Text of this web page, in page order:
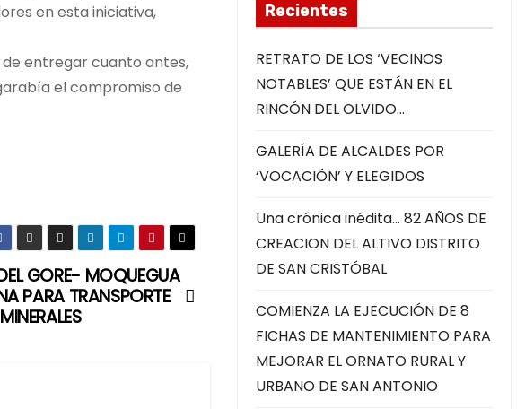
en esta iniciativa,
de entregar cuanto antes,
el compromiso de
GORE- MOQUEGUA
PARA TRANSPORTE
Recientes
RETRATO DE LOS ‘VECINOS
NOTABLES’ QUE ESTÁN EN EL
RINCÓN DEL OLVIDO…
GALERÍA DE ALCALDES POR
‘VOCACIÓN’ Y ELEGIDOS
Una crónica inédita… 82 AÑOS DE
CREACION DEL ALTIVO DISTRITO
DE SAN CRISTÓBAL
COMIENZA LA EJECUCIÓN DE 8
FICHAS DE MANTENIMIENTO PARA
MEJORAR EL ORNATO RURAL Y
URBANO DE SAN ANTONIO